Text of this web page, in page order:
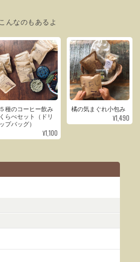
こんなのもあるよ
５種のコーヒー飲み
くらべセット（ドリ
ップバッグ）
¥1,100
橘の気まぐれ小包み
¥1,490